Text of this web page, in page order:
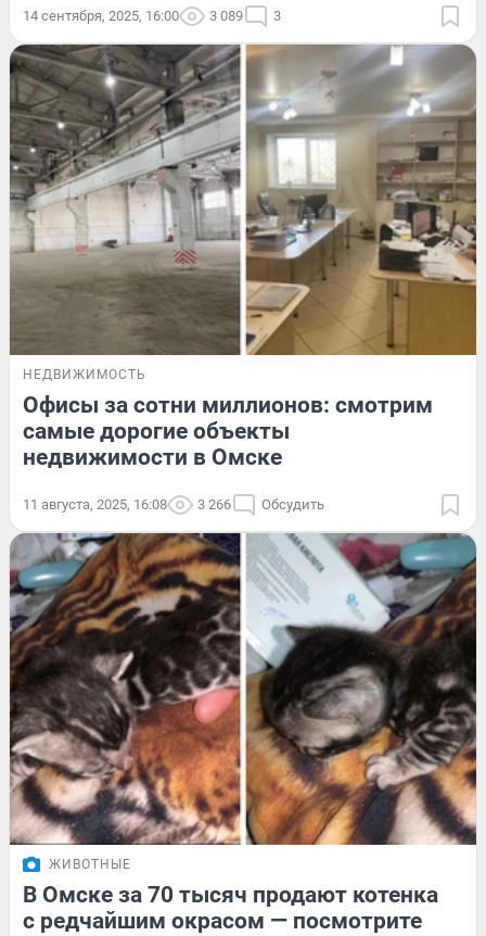
14 сентября, 2025, 16:00 3 089 3
НЕДВИЖИМОСТЬ
Офисы за сотни миллионов: смотрим
самые дорогие объекты
недвижимости в Омске
11 августа, 2025, 16:08 3 266 Обсудить
ЖИВОТНЫЕ
В Омске за 70 тысяч продают котенка
с редчайшим окрасом — посмотрите